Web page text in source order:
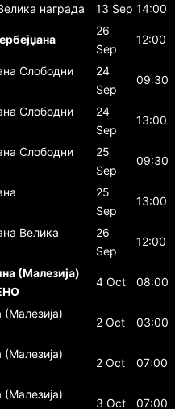
награда 13 Sep 14:00
26
Sep
12:00
Слободни
24
Sep
09:30
Слободни
24
Sep
13:00
Слободни
25
Sep
09:30
25
Sep
13:00
Велика
26
Sep
12:00
(Малезија)
4 Oct 08:00
2 Oct 03:00
2 Oct 07:00
3 Oct 07:00